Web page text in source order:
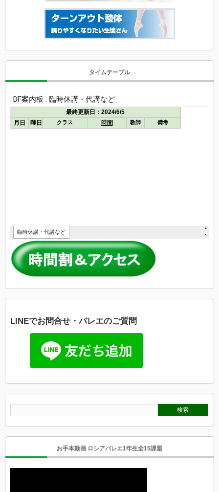
タイムテーブル
LINEでお問合せ・バレエのご質問
お手本動画 ロシアバレエ1年生全15課題